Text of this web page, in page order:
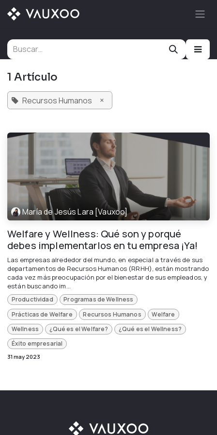
Ir al contenido
1 Artículo
Recursos Humanos ×
María de Jesús Lara [Vauxoo]
Welfare y Wellness: Qué son y porqué
debes implementarlos en tu empresa ¡Ya!
Las empresas alrededor del mundo, en especial a través de sus
departamentos de Recursos Humanos (RRHH), están mostrando
cada vez más preocupación por el bienestar de sus empleados, y
están buscando im...
Productividad
Programas de Wellness
Prácticas de Welfare
Recursos Humanos
Welfare
Wellness
¿Qué es el Welfare?
¿Qué es el Wellness?
Éxito empresarial
31 may 2023